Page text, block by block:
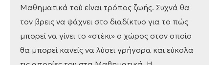
Μαθηματικά τού είναι τρόπος ζωής. Συχνά θα
τον βρεις να ψάχνει στο διαδίκτυο για το πώς
μπορεί να γίνει το «στέκι» ο χώρος στον οποίο
θα μπορεί κανείς να λύσει γρήγορα και εύκολα